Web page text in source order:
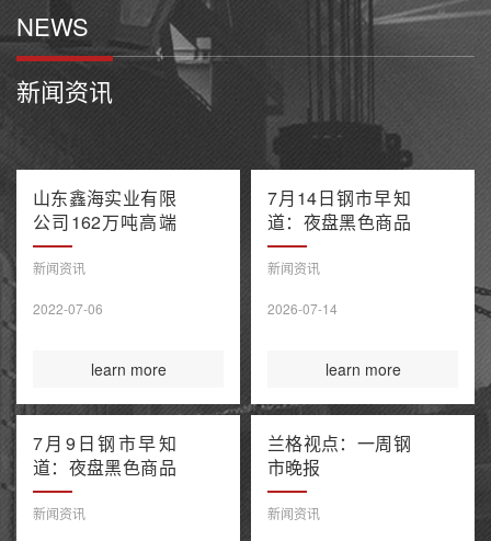
NEWS
新闻资讯
山东鑫海实业有限
公司162万吨高端
不锈钢项目产能置
换方案公示
新闻资讯
2022-07-06
learn more
7月14日钢市早知
道：夜盘黑色商品
多数收跌 阿联酋
油轮在霍尔木兹海
伦特原油涨超9%
新闻资讯
2026-07-14
learn more
7月9日钢市早知
道：夜盘黑色商品
整体收涨 原油大
涨引爆全球债市抛
新闻资讯
兰格视点：一周钢
市晚报
新闻资讯